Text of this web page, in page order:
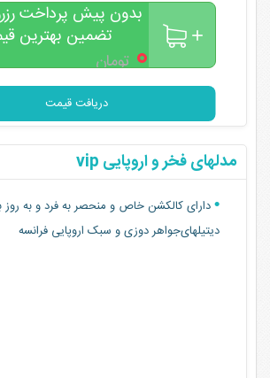
بدون پیش پرداخت
تضمین بهترین
۰تومان
دریافت قیمت
مدلهای فخر و اروپایی vip
دارای کالکشن خاص و منحصر به فرد و به روز
دیتیلهای‌جواهر دوزی و سبک اروپایی فرانسه